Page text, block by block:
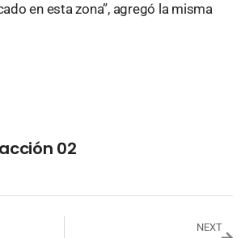
en esta zona”, agregó la misma
02
NEXT